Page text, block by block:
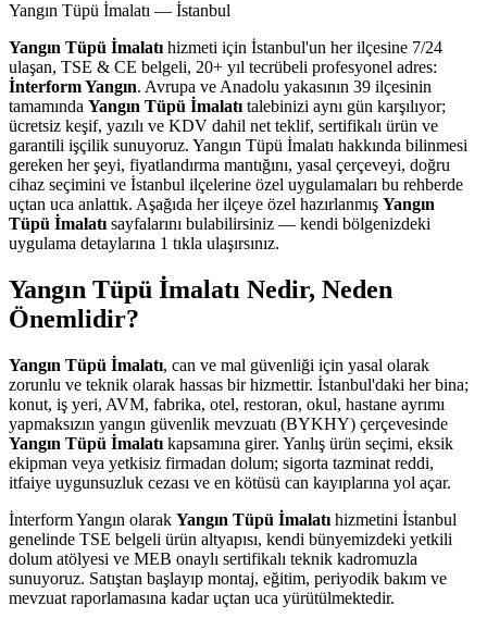
Yangın Tüpü İmalatı — İstanbul
Yangın Tüpü İmalatıhizmeti için İstanbul'un her ilçesine 7/24
ulaşan, TSE & CE belgeli, 20+ yıl tecrübeli profesyonel adres:
İnterform Yangın. Avrupa ve Anadolu yakasının 39 ilçesinin
tamamında Yangın Tüpü İmalatıtalebinizi aynı gün karşılıyor;
ücretsiz keşif, yazılı ve KDV dahil net teklif, sertifikalı ürün ve
garantili işçilik sunuyoruz. Yangın Tüpü İmalatı hakkında bilinmesi
gereken her şeyi, fiyatlandırma mantığını, yasal çerçeveyi, doğru
cihaz seçimini ve İstanbul ilçelerine özel uygulamaları bu rehberde
uçtan uca anlattık. Aşağıda her ilçeye özel hazırlanmış Yangın
Tüpü İmalatısayfalarını bulabilirsiniz — kendi bölgenizdeki
uygulama detaylarına 1 tıkla ulaşırsınız.
Yangın Tüpü İmalatı Nedir, Neden
Önemlidir?
Yangın Tüpü İmalatı, can ve mal güvenliği için yasal olarak
zorunlu ve teknik olarak hassas bir hizmettir. İstanbul'daki her bina;
konut, iş yeri, AVM, fabrika, otel, restoran, okul, hastane ayrımı
yapmaksızın yangın güvenlik mevzuatı (BYKHY) çerçevesinde
Yangın Tüpü İmalatı kapsamına girer. Yanlış ürün seçimi, eksik
ekipman veya yetkisiz firmadan dolum; sigorta tazminat reddi,
itfaiye uygunsuzluk cezası ve en kötüsü can kayıplarına yol açar.
İnterform Yangın olarak Yangın Tüpü İmalatı hizmetini İstanbul
genelinde TSE belgeli ürün altyapısı, kendi bünyemizdeki yetkili
dolum atölyesi ve MEB onaylı sertifikalı teknik kadromuzla
sunuyoruz. Satıştan başlayıp montaj, eğitim, periyodik bakım ve
mevzuat raporlamasına kadar uçtan uca yürütülmektedir.